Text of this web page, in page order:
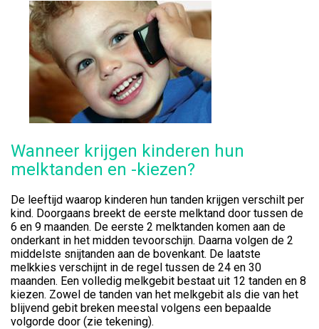
Wanneer krijgen kinderen hun
melktanden en -kiezen?
De leeftijd waarop kinderen hun tanden krijgen verschilt per
kind. Doorgaans breekt de eerste melktand door tussen de
6 en 9 maanden. De eerste 2 melktanden komen aan de
onderkant in het midden tevoorschijn. Daarna volgen de 2
middelste snijtanden aan de bovenkant. De laatste
melkkies verschijnt in de regel tussen de 24 en 30
maanden. Een volledig melkgebit bestaat uit 12 tanden en 8
kiezen. Zowel de tanden van het melkgebit als die van het
blijvend gebit breken meestal volgens een bepaalde
volgorde door (zie tekening).